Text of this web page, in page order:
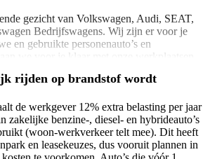
gezicht van Volkswagen, Audi, SEAT,
Bedrijfswagens. Wij zijn er voor je
en gebruikte personenauto’s en
we voor je klaar met onze werkplaatsen,
en verhuuractiviteiten en onze
om samen met jou op weg te gaan. Je
Deventer, Hardenberg,
Rijssen en Zwolle.
rijden op brandstof wordt
de werkgever 12% extra belasting per jaar
zakelijke benzine-, diesel- en hybrideauto’s
(woon-werkverkeer telt mee). Dit heeft
en leasekeuzes, dus vooruit plannen in